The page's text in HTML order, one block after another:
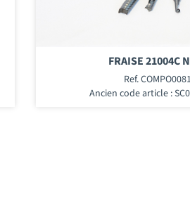
FRAISE 21004C
Ref.
Ancien code article :